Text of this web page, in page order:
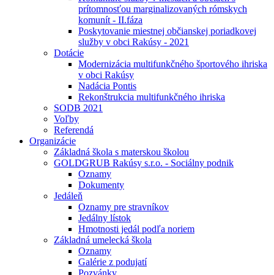
prítomnosťou marginalizovaných rómskych
komunít - II.fáza
Poskytovanie miestnej občianskej poriadkovej
služby v obci Rakúsy - 2021
Dotácie
Modernizácia multifunkčného športového ihriska
v obci Rakúsy
Nadácia Pontis
Rekonštrukcia multifunkčného ihriska
SODB 2021
Voľby
Referendá
Organizácie
Základná škola s materskou školou
GOLDGRUB Rakúsy s.r.o. - Sociálny podnik
Oznamy
Dokumenty
Jedáleň
Oznamy pre stravníkov
Jedálny lístok
Hmotnosti jedál podľa noriem
Základná umelecká škola
Oznamy
Galérie z podujatí
Pozvánky